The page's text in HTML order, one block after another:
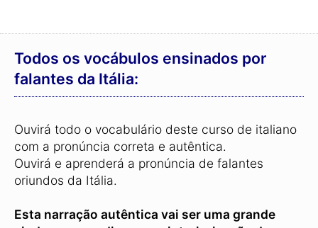
Todos os vocábulos ensinados por
falantes da Itália:
Ouvirá todo o vocabulário deste curso de italiano
com a pronúncia correta e autêntica.
Ouvirá e aprenderá a pronúncia de falantes
oriundos da Itália.
Esta narração autêntica vai ser uma grande